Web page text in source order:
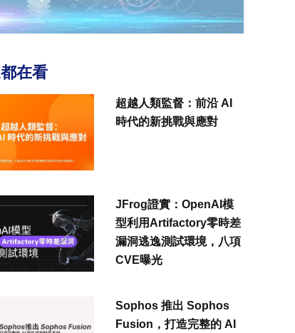
在看
超越人類監督：前沿 AI
時代的新挑戰與應對
JFrog證實：OpenAI模
型利用Artifactory零時差
漏洞逃逸測試環境，八項
CVE曝光
Sophos 推出 Sophos
Fusion，打造完整的 AI